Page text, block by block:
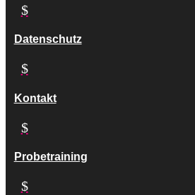
$
Datenschutz
$
Kontakt
$
Probetraining
$